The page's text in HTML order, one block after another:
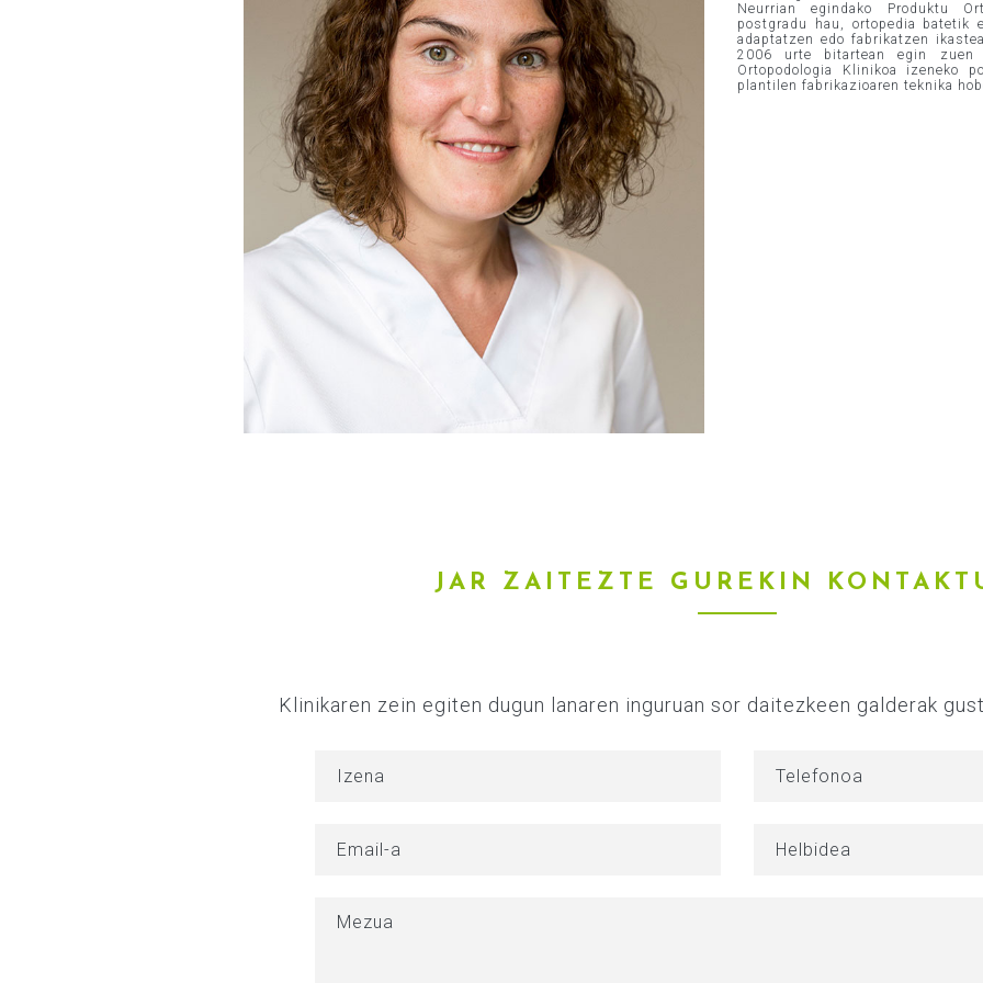
Neurrian egindako Produktu
postgradu hau, ortopedia batetik
adaptatzen edo fabrikatzen
2006 urte bitartean egin zuen
Ortopodologia Klinikoa izeneko
plantilen fabrikazioaren teknika
JAR ZAITEZTE GUREKIN
Klinikaren zein egiten dugun lanaren inguruan sor daitezkeen galderak